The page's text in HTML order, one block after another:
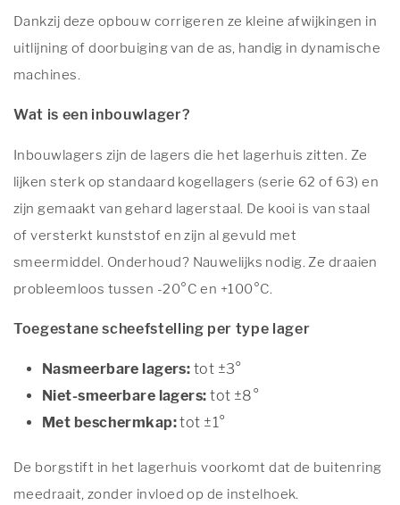
Dankzij deze opbouw corrigeren ze kleine afwijkingen in
uitlijning of doorbuiging van de as, handig in dynamische
machines.
Wat is een inbouwlager?
Inbouwlagers zijn de lagers die het lagerhuis zitten. Ze
lijken sterk op standaard kogellagers (serie 62 of 63) en
zijn gemaakt van gehard lagerstaal. De kooi is van staal
of versterkt kunststof en zijn al gevuld met
smeermiddel. Onderhoud? Nauwelijks nodig. Ze draaien
probleemloos tussen -20°C en +100°C.
Toegestane scheefstelling per type lager
Nasmeerbare lagers: tot ±3°
Niet-smeerbare lagers: tot ±8°
Met beschermkap:tot ±1°
De borgstift in het lagerhuis voorkomt dat de buitenring
meedraait, zonder invloed op de instelhoek.